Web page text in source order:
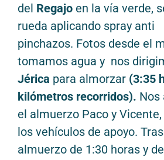
del Regajo en la vía verde,
rueda aplicando spray anti
pinchazos. Fotos desde el
tomamos agua y nos
Jérica para almorzar (3:35
kilómetros recorridos). Nos
el almuerzo Paco y
los vehículos de apoyo.
almuerzo de 1:30 horas y